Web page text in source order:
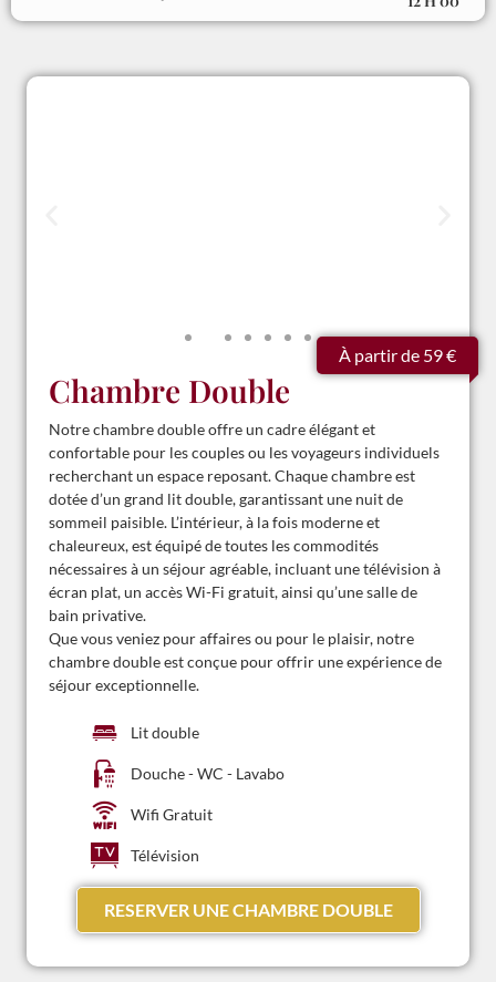
À partir de 59 €
Chambre Double
Notre chambre double offre un cadre élégant et
confortable pour les couples ou les voyageurs individuels
recherchant un espace reposant. Chaque chambre est
dotée d’un grand lit double, garantissant une nuit de
sommeil paisible. L’intérieur, à la fois moderne et
chaleureux, est équipé de toutes les commodités
nécessaires à un séjour agréable, incluant une télévision à
écran plat, un accès Wi-Fi gratuit, ainsi qu’une salle de
bain privative.
Que vous veniez pour affaires ou pour le plaisir, notre
chambre double est conçue pour offrir une expérience de
séjour exceptionnelle.
Lit double
Douche - WC - Lavabo
Wifi Gratuit
Télévision
RESERVER UNE CHAMBRE DOUBLE